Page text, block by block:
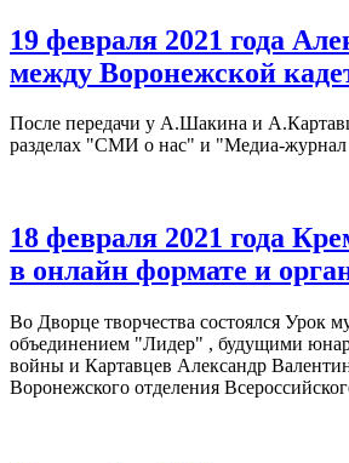
19 февраля 2021 года
между Воронежской
После передачи у А.Шакина и
разделах "СМИ о нас" и "Медиа-
18 февраля 2021 года
в онлайн формате и
Во Дворце творчества состоялся Урок
объединением "Лидер" , будущими
войны и Картавцев Александр
Воронежского отделения